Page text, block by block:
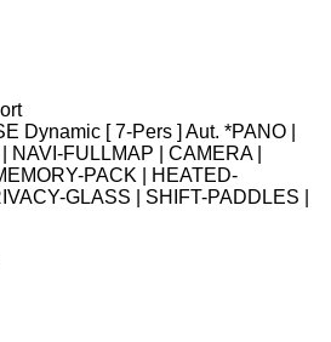
Dynamic [ 7-Pers ] Aut. *PANO |
NAVI-FULLMAP | CAMERA |
PACK | HEATED-
GLASS | SHIFT-PADDLES |